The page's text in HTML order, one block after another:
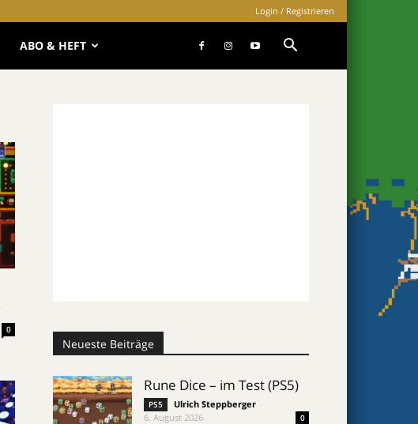
Login / Registrieren
ABO & HEFT
0
Neueste Beiträge
Rune Dice – im Test (PS5)
PS5 Ulrich Steppberger
6. August 2026
0